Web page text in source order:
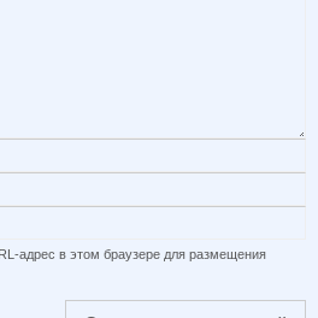
адрес в этом браузере для размещения